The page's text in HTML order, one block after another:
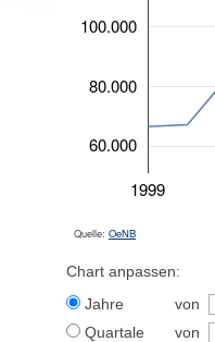
1999
60.000
80.000
100.000
Quelle: OeNB
Chart anpassen:
Jahre
von
Quartale
von